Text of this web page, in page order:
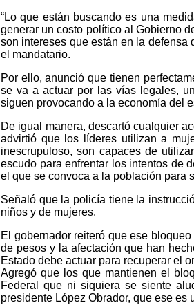
“Lo que están buscando es una
generar un costo político al Gobierno
son intereses que están en la defensa
el mandatario.
Por ello, anunció que tienen
se va a actuar por las vías legales,
siguen provocando a la economía del
De igual manera, descartó cualquier
advirtió que los líderes utilizan a
inescrupuloso, son capaces de
escudo para enfrentar los intentos de
el que se convoca a la población para
Señaló que la policía tiene la
niños y de mujeres.
El gobernador reiteró que ese
de pesos y la afectación que han
Estado debe actuar para recuperar el
Agregó que los que mantienen el
Federal que ni siquiera se siente
presidente López Obrador, que ese es